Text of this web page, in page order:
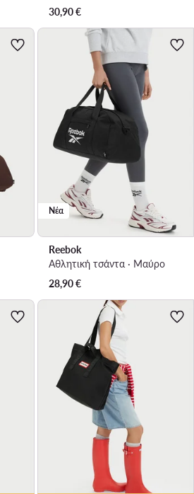
30,90€
Νέα
Reebok
Αθλητική τσάντα · Μαύρο
28,90€